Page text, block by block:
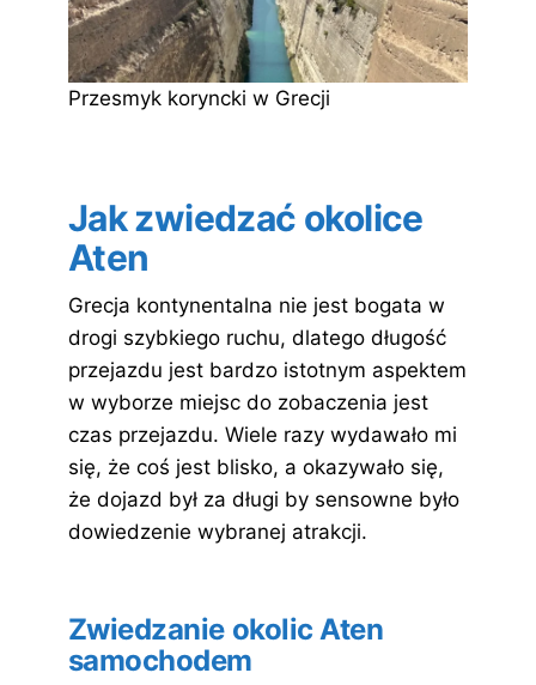
Przesmyk koryncki w Grecji
Jak zwiedzać okolice
Aten
Grecja kontynentalna nie jest bogata w
drogi szybkiego ruchu, dlatego długość
przejazdu jest bardzo istotnym aspektem
w wyborze miejsc do zobaczenia jest
czas przejazdu. Wiele razy wydawało mi
się, że coś jest blisko, a okazywało się,
że dojazd był za długi by sensowne było
dowiedzenie wybranej atrakcji.
Zwiedzanie okolic Aten
samochodem